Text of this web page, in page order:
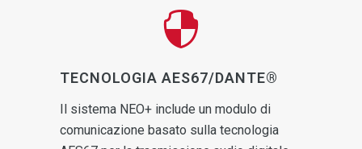
TECNOLOGIA AES67/DANTE®
Il sistema NEO+ include un modulo di
comunicazione basato sulla tecnologia